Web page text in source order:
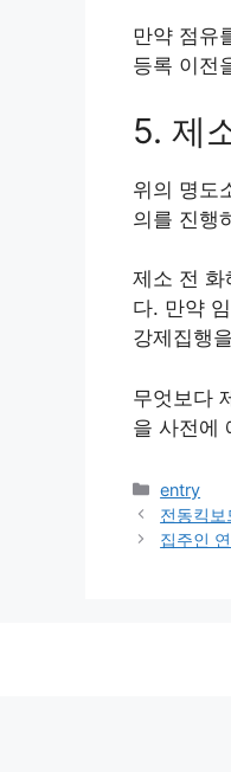
만약 점유
등록 이전
5. 제
위의 명도
의를 진행
제소 전 화
다. 만약
강제집행
무엇보다
을 사전에
카
테
고
entry
전동킥
집주인